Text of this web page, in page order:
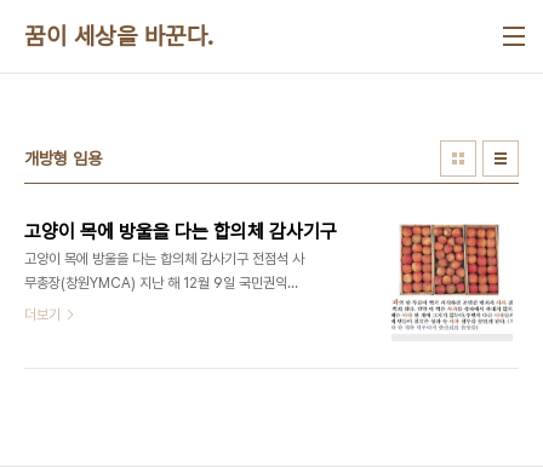
꿈이 세상을 바꾼다.
개방형 임용
고양이 목에 방울을 다는 합의체 감사기구
고양이 목에 방울을 다는 합의체 감사기구 전점석 사
무총장(창원YMCA) 지난 해 12월 9일 국민권익위
원회는 478개 공공기관을 대상으로 실시한 청렴도
더보기